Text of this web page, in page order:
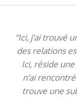
“Ici, j’ai trouvé
des relations
Ici, réside
n’ai
trouve une